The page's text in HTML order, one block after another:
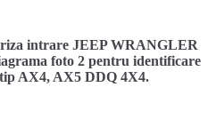
intrare JEEP WRANGLER
foto 2 pentru identificare
AX4, AX5 DDQ 4X4.